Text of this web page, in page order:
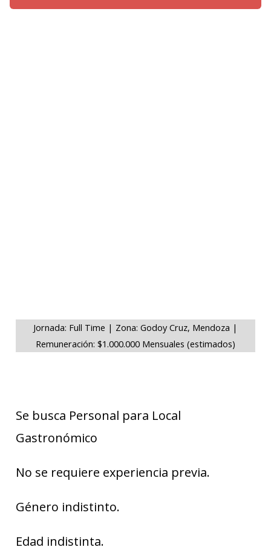
Jornada: Full Time | Zona: Godoy Cruz, Mendoza |
Remuneración: $1.000.000 Mensuales (estimados)
Se busca Personal para Local
Gastronómico
No se requiere experiencia previa.
Género indistinto.
Edad indistinta.